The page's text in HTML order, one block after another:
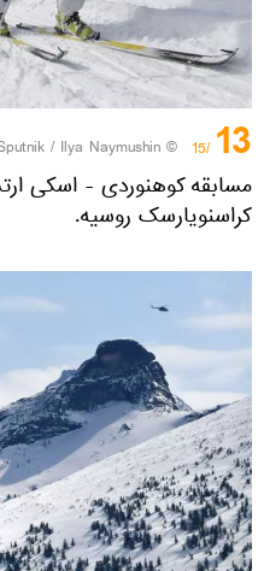
13
/15
© Sputnik / Ilya Naymushin
مسابقه کوهنوردی - اسکی
کراسنویارسک روسیه.